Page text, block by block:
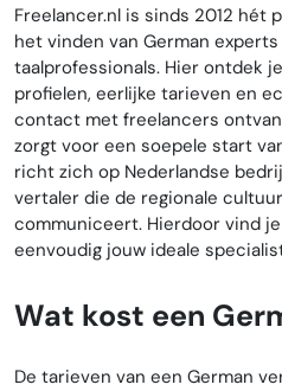
Freelancer.nl is sinds 2012 hét
het vinden van German
taalprofessionals. Hier ontdek
profielen, eerlijke tarieven en
contact met freelancers
zorgt voor een soepele start
richt zich op Nederlandse
vertaler die de regionale
communiceert. Hierdoor vind
eenvoudig jouw ideale
Wat kost een
De tarieven van een German